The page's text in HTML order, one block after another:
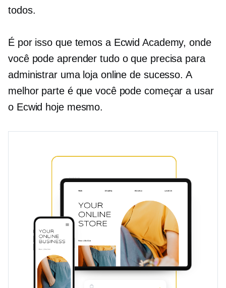
todos.
É por isso que temos a Ecwid Academy, onde
você pode aprender tudo o que precisa para
administrar uma loja online de sucesso. A
melhor parte é que você pode começar a usar
o Ecwid hoje mesmo.